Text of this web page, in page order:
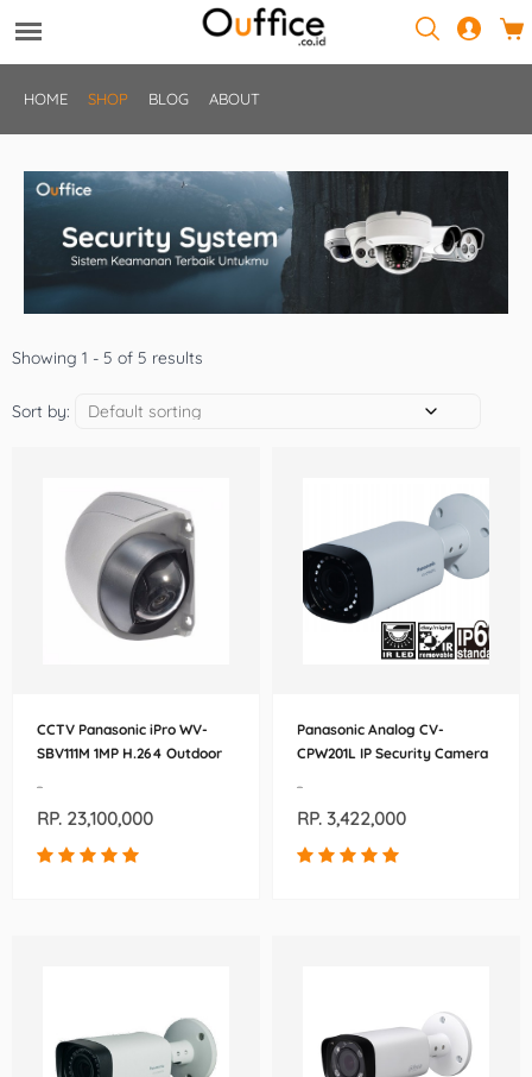
HOME SHOP BLOG ABOUT
Showing 1 - 5 of 5 results
Sort by:
CCTV Panasonic iPro WV-
SBV111M 1MP H.264 Outdoor
-
RP. 23,100,000
Panasonic Analog CV-
CPW201L IP Security Camera
-
RP. 3,422,000